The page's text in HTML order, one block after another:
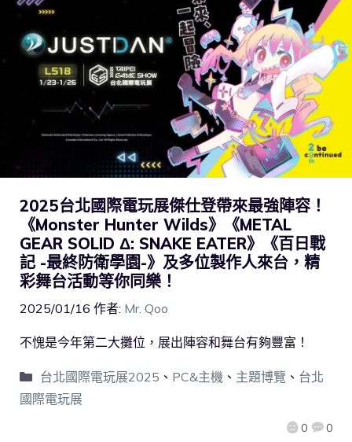
2025台北國際電玩展傑仕登帶來最強陣容！
《Monster Hunter Wilds》《METAL
GEAR SOLID Δ: SNAKE EATER》《百日戰
記 -最終防衛學園-》及多位製作人來台，精
彩舞台活動等你同樂！
2025/01/16 作者: Mr. Qoo
0 0
不愧是今年第二大攤位，展出陣容和舞台有夠豐富！
台北國際電玩展2025 、 PC&主機 、 主題博覽 、 台北
國際電玩展